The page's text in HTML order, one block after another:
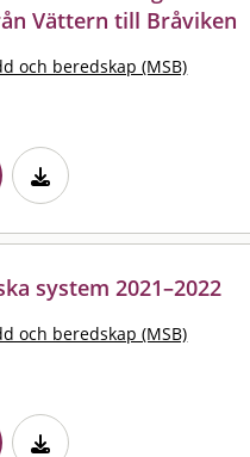
Vättern till Bråviken
och beredskap (MSB)
system 2021–2022
och beredskap (MSB)